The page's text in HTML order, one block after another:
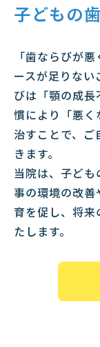
子どもの
「歯ならびが
ースが足りない
びは「顎の成長
慣により「悪く
治すことで、
きます。
当院は、子ど
事の環境の改善
育を促し、将
たします。